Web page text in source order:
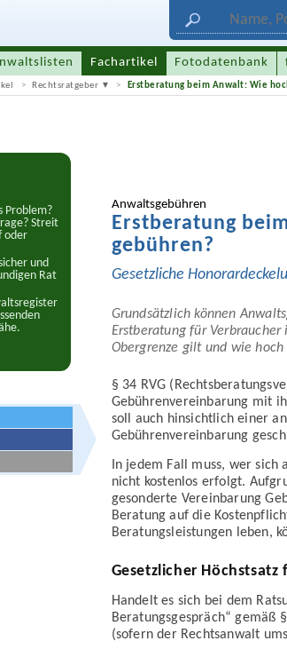
Fachartikel Fotodatenbank
Rechtsratgeber Erstberatung beim Anwalt: Wie
Problem?
Streit
oder
und
Rat
Anwalts­gebühren
Erst­beratung
gebühren?
Gesetzliche
Grund­sätzlich können
Erst­beratung für
Obergrenze gilt und wie hoch
§ 34 RVG
Gebühren­vereinbarung mit
soll auch hinsichtlich einer
Gebühren­vereinbarung
In jedem Fall muss, wer sich
nicht kostenlos erfolgt.
gesonderte Vereinbarung
Beratung auf die
Beratungs­leistungen leben,
Gesetzlicher
Handelt es sich bei dem
Beratungs­gespräch“ gemäß
(sofern der Rechtsanwalt